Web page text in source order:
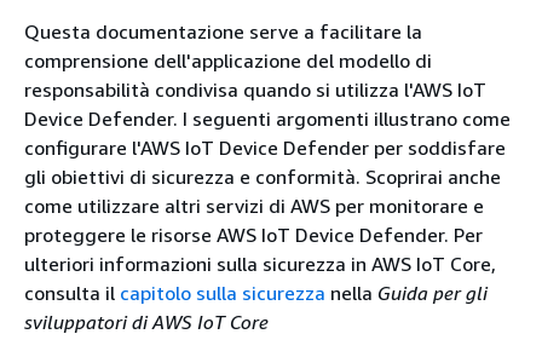
Questa documentazione serve a facilitare la
comprensione dell'applicazione del modello di
responsabilità condivisa quando si utilizza l'AWS IoT
Device Defender. I seguenti argomenti illustrano come
configurare l'AWS IoT Device Defender per soddisfare
gli obiettivi di sicurezza e conformità. Scoprirai anche
come utilizzare altri servizi di AWS per monitorare e
proteggere le risorse AWS IoT Device Defender. Per
ulteriori informazioni sulla sicurezza in AWS IoT Core,
consulta il capitolo sulla sicurezza nella Guida per gli
sviluppatori di AWS IoT Core